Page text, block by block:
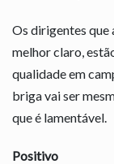
Os dirigentes que
melhor claro,
qualidade em
briga vai ser
que é lamentável.
Positivo